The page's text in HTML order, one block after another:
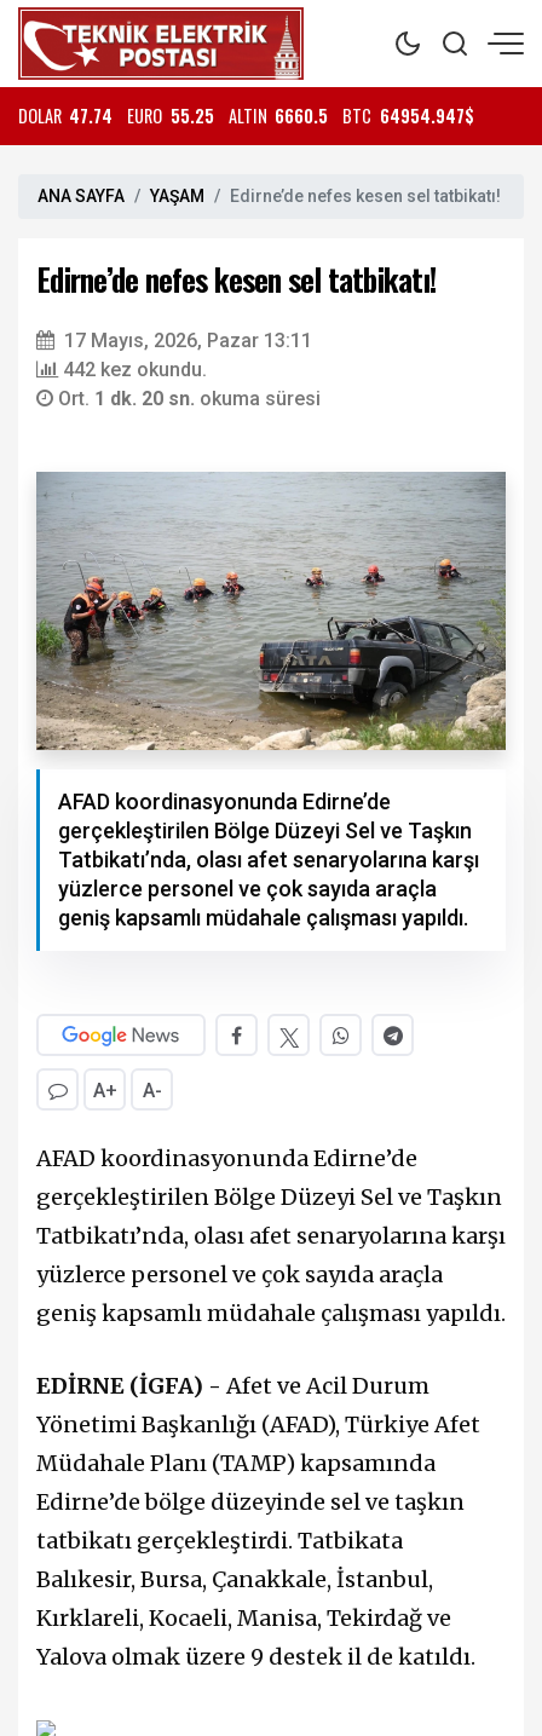
DOLAR 47.74 EURO 55.25 ALTIN 6660.5 BTC 64954.947$
ANA SAYFA YAŞAM Edirne’de nefes kesen sel tatbikatı!
Edirne’de nefes kesen sel tatbikatı!
17 Mayıs, 2026, Pazar 13:11
442 kez okundu.
Ort. 1 dk. 20 sn. okuma süresi
AFAD koordinasyonunda Edirne’de
gerçekleştirilen Bölge Düzeyi Sel ve Taşkın
Tatbikatı’nda, olası afet senaryolarına karşı
yüzlerce personel ve çok sayıda araçla
geniş kapsamlı müdahale çalışması yapıldı.
A+ A-
AFAD koordinasyonunda Edirne’de
gerçekleştirilen Bölge Düzeyi Sel ve Taşkın
Tatbikatı’nda, olası afet senaryolarına karşı
yüzlerce personel ve çok sayıda araçla
geniş kapsamlı müdahale çalışması yapıldı.
EDİRNE (İGFA) - Afet ve Acil Durum
Yönetimi Başkanlığı (AFAD), Türkiye Afet
Müdahale Planı (TAMP) kapsamında
Edirne’de bölge düzeyinde sel ve taşkın
tatbikatı gerçekleştirdi. Tatbikata
Balıkesir, Bursa, Çanakkale, İstanbul,
Kırklareli, Kocaeli, Manisa, Tekirdağ ve
Yalova olmak üzere 9 destek il de katıldı.